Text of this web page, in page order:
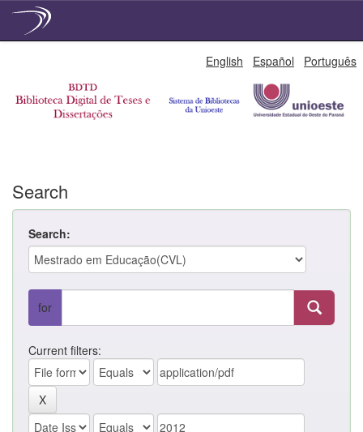
English Español Português
Search
Search:
for
Current filters: